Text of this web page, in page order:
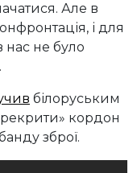
Але в
і для
нас не було
білоруським
кордон
зброї.